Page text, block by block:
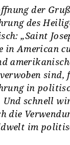
der
des
„Saint
in American
sind,
in
Und schnell
die
im